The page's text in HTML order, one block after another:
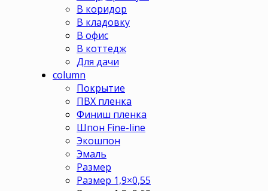
В коридор
В кладовку
В офис
В коттедж
Для дачи
column
Покрытие
ПВХ пленка
Финиш пленка
Шпон Fine-line
Экошпон
Эмаль
Размер
Размер 1,9×0,55